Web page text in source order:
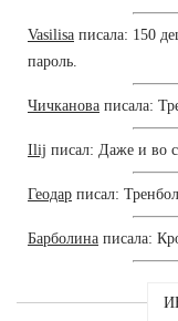
Vasilisa писала: 150
пароль.
Чичканова писала:
Ilij писал: Даже и во
Геодар писал:
Барболина писала: